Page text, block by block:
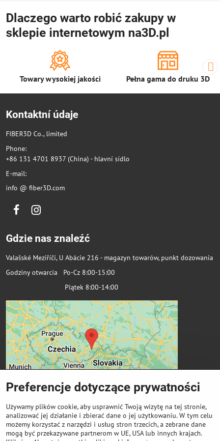
Dlaczego warto robić zakupy w
sklepie internetowym na3D.pl
Towary wysokiej jakości Pełna gama do druku 3D
Kontaktní údaje
FIBER3D Co., limited
Phone:
+86 131 4701 8937 (China) - hlavní sídlo
E-mail:
info @ fiber3D.com
FacebookInstagram
Gdzie nas znaleźć
Valašské Meziříčí, U Abácie 216 - magazyn towarów, punkt dozowania
Godziny otwarcia Po-Cz 8:00-15:00
Piątek 8:00-14:00
Ważne linki
Preferencje dotyczące prywatności
Używamy plików cookie, aby usprawnić Twoją wizytę na tej stronie,
analizować jej działanie i zbierać dane o jej użytkowaniu. W tym celu
możemy korzystać z narzędzi i usług stron trzecich, a zebrane dane
mogą być przekazywane partnerom w UE, USA lub innych krajach.